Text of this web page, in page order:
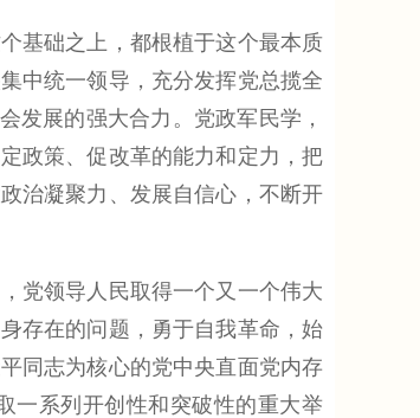
基础之上，都根植于这个最本质
中统一领导，充分发挥党总揽全
发展的强大合力。党政军民学，
政策、促改革的能力和定力，把
治凝聚力、发展自信心，不断开
党领导人民取得一个又一个伟大
存在的问题，勇于自我革命，始
同志为核心的党中央直面党内存
一系列开创性和突破性的重大举